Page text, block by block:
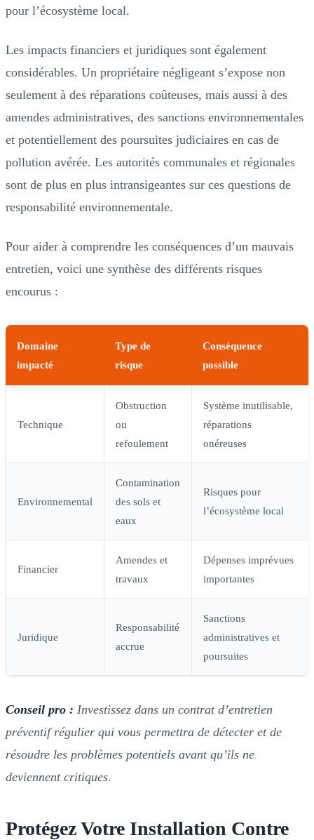
pour l’écosystème local.
Les impacts financiers et juridiques sont également
considérables. Un propriétaire négligeant s’expose non
seulement à des réparations coûteuses, mais aussi à des
amendes administratives, des sanctions environnementales
et potentiellement des poursuites judiciaires en cas de
pollution avérée. Les autorités communales et régionales
sont de plus en plus intransigeantes sur ces questions de
responsabilité environnementale.
Pour aider à comprendre les conséquences d’un mauvais
entretien, voici une synthèse des différents risques
encourus :
Domaine
impacté
Type de
risque
Conséquence
possible
Technique
Obstruction
ou
refoulement
Système inutilisable,
réparations
onéreuses
Environnemental
Contamination
des sols et
eaux
Risques pour
l’écosystème local
Financier
Amendes et
travaux
Dépenses imprévues
importantes
Juridique
Responsabilité
accrue
Sanctions
administratives et
poursuites
Conseil pro : Investissez dans un contrat d’entretien
préventif régulier qui vous permettra de détecter et de
résoudre les problèmes potentiels avant qu’ils ne
deviennent critiques.
Protégez Votre Installation Contre